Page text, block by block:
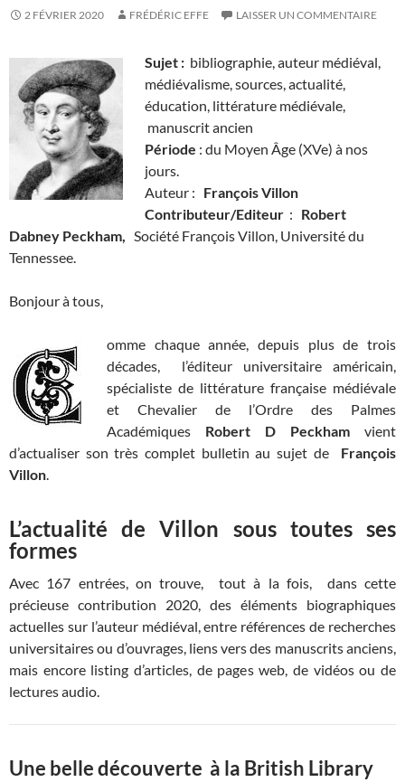
2 FÉVRIER 2020 FRÉDÉRIC EFFE LAISSER UN COMMENTAIRE
Sujet : bibliographie, auteur médiéval,
médiévalisme, sources, actualité,
éducation, littérature médiévale,
manuscrit ancien
Période : du Moyen Âge (XVe) à nos
jours.
Auteur : François Villon
Contributeur/Editeur : Robert
Dabney Peckham, Société François Villon, Université du
Tennessee.
Bonjour à tous,
omme chaque année, depuis plus de trois
décades, l’éditeur universitaire américain,
spécialiste de littérature française médiévale
et Chevalier de l’Ordre des Palmes
Académiques Robert D Peckham vient
d’actualiser son très complet bulletin au sujet de François
Villon.
L’actualité de Villon sous toutes ses
formes
Avec 167 entrées, on trouve, tout à la fois, dans cette
précieuse contribution 2020, des éléments biographiques
actuelles sur l’auteur médiéval, entre références de recherches
universitaires ou d’ouvrages, liens vers des manuscrits anciens,
mais encore listing d’articles, de pages web, de vidéos ou de
lectures audio.
Une belle découverte à la British Library